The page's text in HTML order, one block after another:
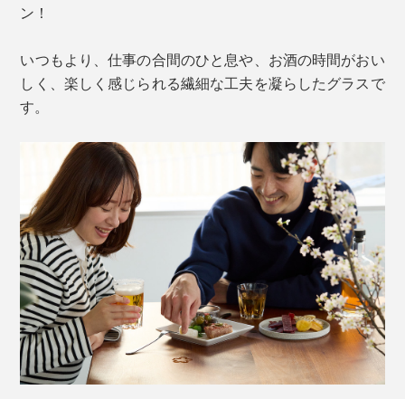
ン！
いつもより、仕事の合間のひと息や、お酒の時間がおい
しく、楽しく感じられる繊細な工夫を凝らしたグラスで
す。